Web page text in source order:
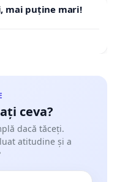
mai puține mari!
ceva?
dacă tăceți.
atitudine și a